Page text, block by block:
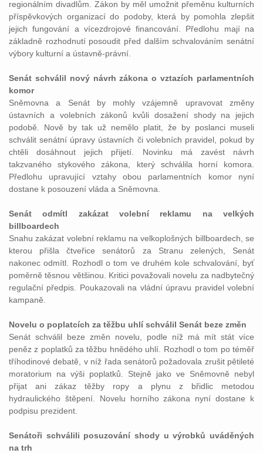
regionálním divadlům. Zákon by měl umožnit přeměnu kulturních
příspěvkových organizací do podoby, která by pomohla zlepšit
jejich fungování a vícezdrojové financování. Předlohu mají na
základně rozhodnutí posoudit před dalším schvalováním senátní
výbory kulturní a ústavně-právní.
Senát schválil nový návrh zákona o vztazích parlamentních
komor
Sněmovna a Senát by mohly vzájemně upravovat změny
ústavních a volebních zákonů kvůli dosažení shody na jejich
podobě. Nově by tak už nemělo platit, že by poslanci museli
schválit senátní úpravy ústavních či volebních pravidel, pokud by
chtěli dosáhnout jejich přijetí. Novinku má zavést návrh
takzvaného stykového zákona, který schválila horní komora.
Předlohu upravující vztahy obou parlamentních komor nyní
dostane k posouzení vláda a Sněmovna.
Senát odmítl zakázat volební reklamu na velkých
billboardech
Snahu zakázat volební reklamu na velkoplošných billboardech, se
kterou přišla čtveřice senátorů za Stranu zelených, Senát
nakonec odmítl. Rozhodl o tom ve druhém kole schvalování, byť
poměrně těsnou většinou. Kritici považovali novelu za nadbytečný
regulační předpis. Poukazovali na vládní úpravu pravidel volební
kampaně.
Novelu o poplatcích za těžbu uhlí schválil Senát beze změn
Senát schválil beze změn novelu, podle níž má mít stát více
peněz z poplatků za těžbu hnědého uhlí. Rozhodl o tom po téměř
tříhodinové debatě, v níž řada senátorů požadovala zrušit pětileté
moratorium na výši poplatků. Stejně jako ve Sněmovně nebyl
přijat ani zákaz těžby ropy a plynu z břidlic metodou
hydraulického štěpení. Novelu horního zákona nyní dostane k
podpisu prezident.
Senátoři schválili posuzování shody u výrobků uváděných
na trh